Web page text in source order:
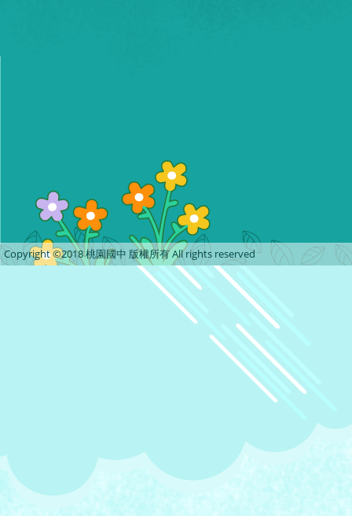
Copyright ©2018 桃園國中 版權所有 All rights reserved